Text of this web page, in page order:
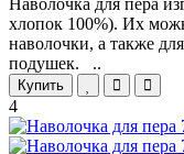
хлопок 100%). Их
наволочки, а также
подушек. ..
Купить
4